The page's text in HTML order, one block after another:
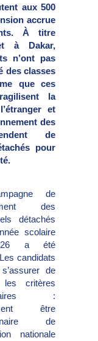
aux 500
accrue
À titre
à Dakar,
n’ont pas
des classes
que ces
la
et
des
de
pour
de
des
détachés
scolaire
a été
candidats
de
les critères
:
être
de
nationale